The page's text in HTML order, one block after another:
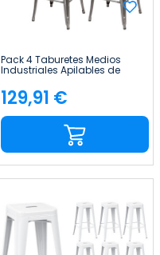
Pack 4 Taburetes Medios
Industriales Apilables de
Acero 43x43x76cm Thinia
Home
Precio
129,91 €